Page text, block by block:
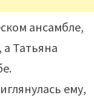
ансамбле,
Татьяна
ему,